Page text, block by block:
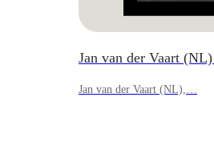
Jan van der Vaart
Jan van der Vaart (NL),…